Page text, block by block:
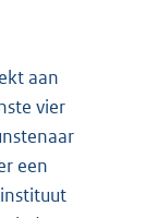
aan
vier
een